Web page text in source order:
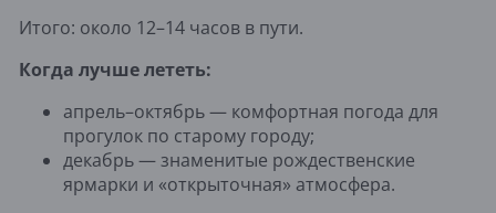
Итого: около 12–14 часов в пути.
Когда лучше лететь:
апрель–октябрь — комфортная погода для
прогулок по старому городу;
декабрь — знаменитые рождественские
ярмарки и «открыточная» атмосфера.